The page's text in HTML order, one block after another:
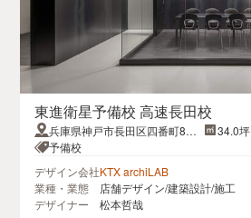
東進衛星予備校 高速長田校
兵庫県神戸市長田区四番町8丁
目3長田セントラルビル4F
34.0坪
予備校
デザイン会社KTX archiLAB
業種・業態
店舗デザイン/建築設計/施工
デザイナー
松本哲哉